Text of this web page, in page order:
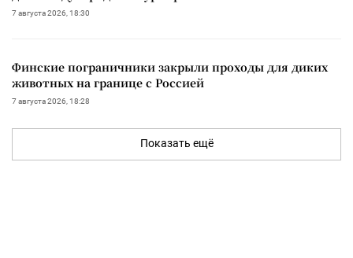
7 августа 2026, 18:30
Финские пограничники закрыли проходы для диких
животных на границе с Россией
7 августа 2026, 18:28
Показать ещё